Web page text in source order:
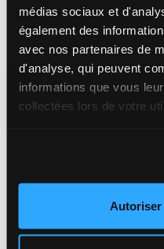
médias sociaux et
également des
avec nos partenaires de
d'analyse, qui peuvent
informations que vous
collectées lors de votre
Autoriser